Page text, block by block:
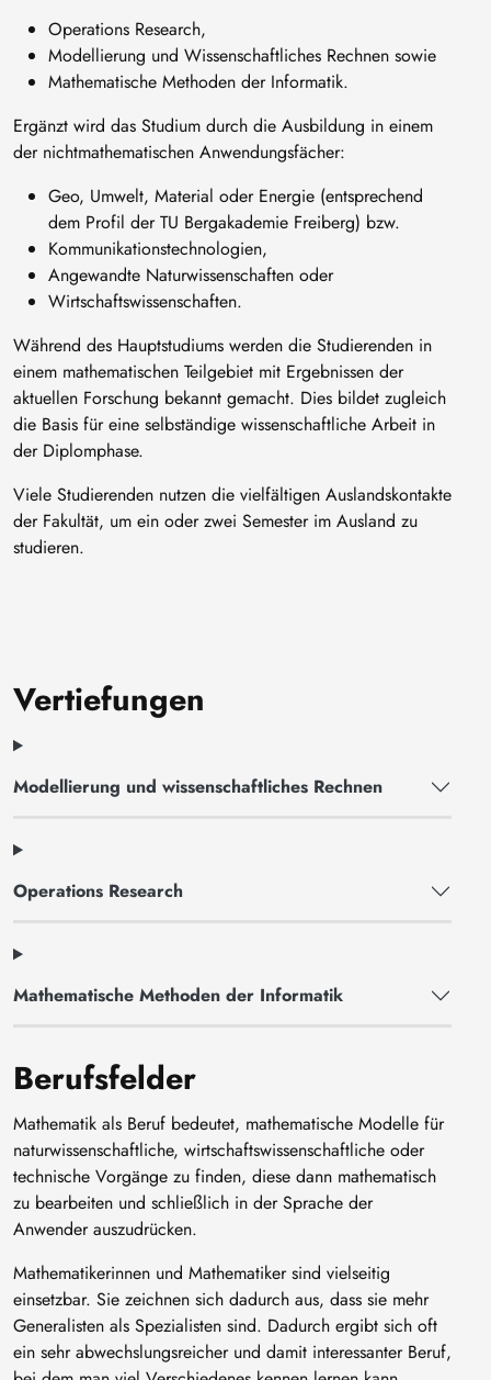
Operations Research,
Modellierung und Wissenschaftliches Rechnen sowie
Mathematische Methoden der Informatik.
Ergänzt wird das Studium durch die Ausbildung in einem
der nichtmathematischen Anwendungsfächer:
Geo, Umwelt, Material oder Energie (entsprechend
dem Profil der TU Bergakademie Freiberg) bzw.
Kommunikationstechnologien,
Angewandte Naturwissenschaften oder
Wirtschaftswissenschaften.
Während des Hauptstudiums werden die Studierenden in
einem mathematischen Teilgebiet mit Ergebnissen der
aktuellen Forschung bekannt gemacht. Dies bildet zugleich
die Basis für eine selbständige wissenschaftliche Arbeit in
der Diplomphase.
Viele Studierenden nutzen die vielfältigen Auslandskontakte
der Fakultät, um ein oder zwei Semester im Ausland zu
studieren.
Vertiefungen
Modellierung und wissenschaftliches Rechnen
Operations Research
Mathematische Methoden der Informatik
Berufsfelder
Mathematik als Beruf bedeutet, mathematische Modelle für
naturwissenschaftliche, wirtschaftswissenschaftliche oder
technische Vorgänge zu finden, diese dann mathematisch
zu bearbeiten und schließlich in der Sprache der
Anwender auszudrücken.
Mathematikerinnen und Mathematiker sind vielseitig
einsetzbar. Sie zeichnen sich dadurch aus, dass sie mehr
Generalisten als Spezialisten sind. Dadurch ergibt sich oft
ein sehr abwechslungsreicher und damit interessanter Beruf,